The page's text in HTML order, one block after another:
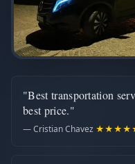
"Best transportation
best price."
— Cristian Chavez